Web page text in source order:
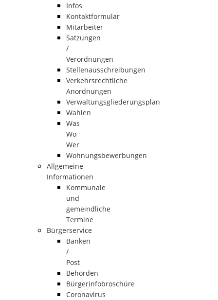
Infos
Kontaktformular
Mitarbeiter
Satzungen
/
Verordnungen
Stellenausschreibungen
Verkehrsrechtliche
Anordnungen
Verwaltungsgliederungsplan
Wahlen
Was
Wo
Wer
Wohnungsbewerbungen
Allgemeine
Informationen
Kommunale
und
gemeindliche
Termine
Bürgerservice
Banken
/
Post
Behörden
Bürgerinfobroschüre
Coronavirus